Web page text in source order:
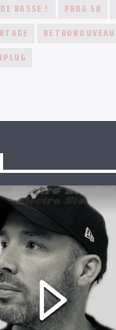
BASSE ! PROG 50
RETRONOUVEAU